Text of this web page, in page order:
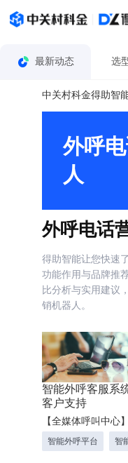
最新动态 选
中关村科金得助智
外呼
人
外呼电话
得助智能让您快速
功能作用与品牌推
比分析与实用建议
销机器人。
智能外呼客服系
客户支持
【全媒体呼叫中心】
智能外呼平台 智